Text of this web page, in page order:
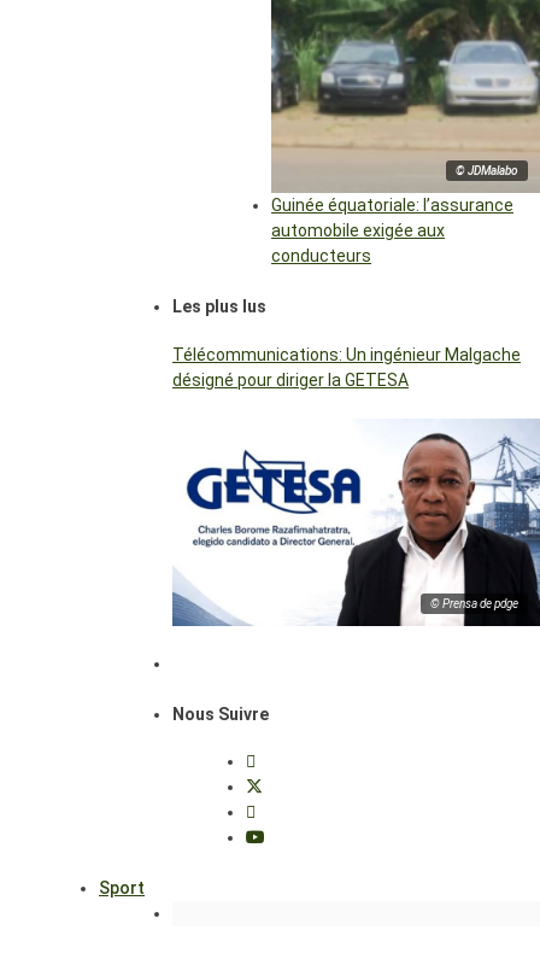
© JDMalabo
Guinée équatoriale: l’assurance
automobile exigée aux
conducteurs
Les plus lus
Télécommunications: Un ingénieur Malgache
désigné pour diriger la GETESA
© Prensa de pdge
Nous Suivre
Sport